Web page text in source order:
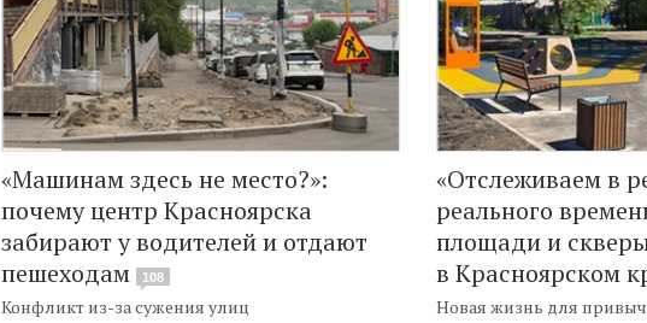
«Машинам здесь не место?»:
почему центр Красноярска
забирают у водителей и отдают
пешеходам
108
Конфликт из-за сужения улиц
«Отслеживаем в
реального
площади и
в Красноярском
Новая жизнь для